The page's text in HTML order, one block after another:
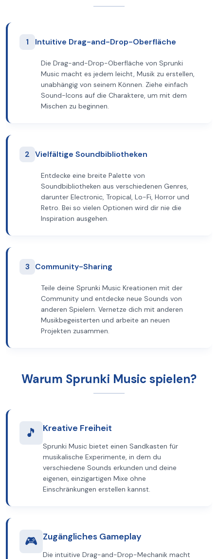
1 Intuitive Drag-and-Drop-Oberfläche
Die Drag-and-Drop-Oberfläche von Sprunki
Music macht es jedem leicht, Musik zu erstellen,
unabhängig von seinem Können. Ziehe einfach
Sound-Icons auf die Charaktere, um mit dem
Mischen zu beginnen.
2 Vielfältige Soundbibliotheken
Entdecke eine breite Palette von
Soundbibliotheken aus verschiedenen Genres,
darunter Electronic, Tropical, Lo-Fi, Horror und
Retro. Bei so vielen Optionen wird dir nie die
Inspiration ausgehen.
3 Community-Sharing
Teile deine Sprunki Music Kreationen mit der
Community und entdecke neue Sounds von
anderen Spielern. Vernetze dich mit anderen
Musikbegeisterten und arbeite an neuen
Projekten zusammen.
Warum Sprunki Music spielen?
🎵 Kreative Freiheit
Sprunki Music bietet einen Sandkasten für
musikalische Experimente, in dem du
verschiedene Sounds erkunden und deine
eigenen, einzigartigen Mixe ohne
Einschränkungen erstellen kannst.
🎮 Zugängliches Gameplay
Die intuitive Drag-and-Drop-Mechanik macht